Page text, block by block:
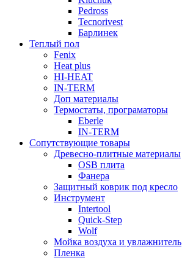
Pedross
Tecnorivest
Барлинек
Теплый пол
Fenix
Heat plus
HI-HEAT
IN-TERM
Доп материалы
Термостаты, програматоры
Eberle
IN-TERM
Сопутствующие товары
Древесно-плитные материалы
OSB плита
Фанера
Защитный коврик под кресло
Инструмент
Intertool
Quick-Step
Wolf
Мойка воздуха и увлажнитель
Пленка